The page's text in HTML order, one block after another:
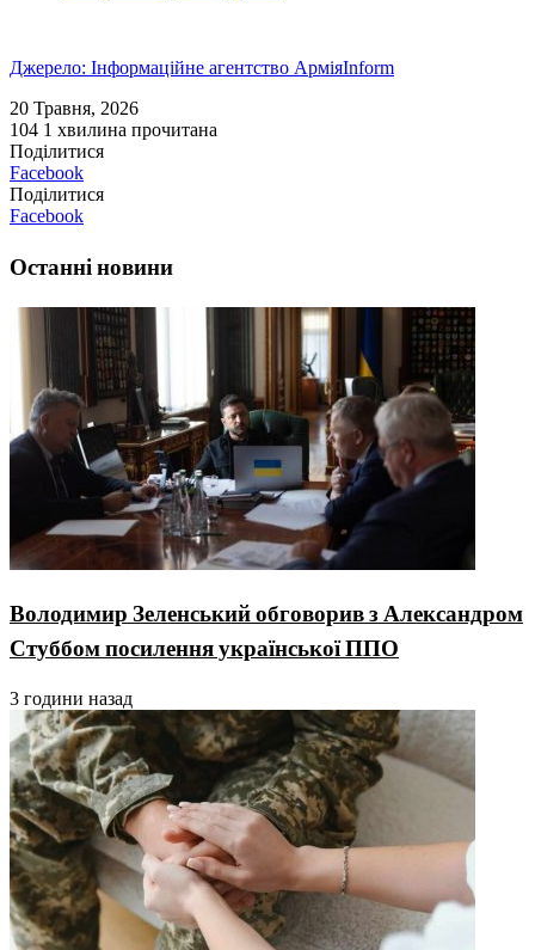
Джерело: Інформаційне агентство АрміяInform
20 Травня, 2026
104 1 хвилина прочитана
Поділитися
Facebook
Поділитися
Facebook
Останні новини
Володимир Зеленський обговорив з Александром
Стуббом посилення української ППО
3 години назад